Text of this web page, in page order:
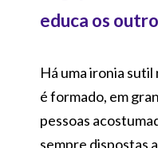
educa os
Há uma ironia sutil
é formado, em
pessoas
sempre dispostas